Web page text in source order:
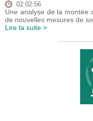
02:02:56
Une analyse de la montée
de nouvelles mesures de
Lire la suite >